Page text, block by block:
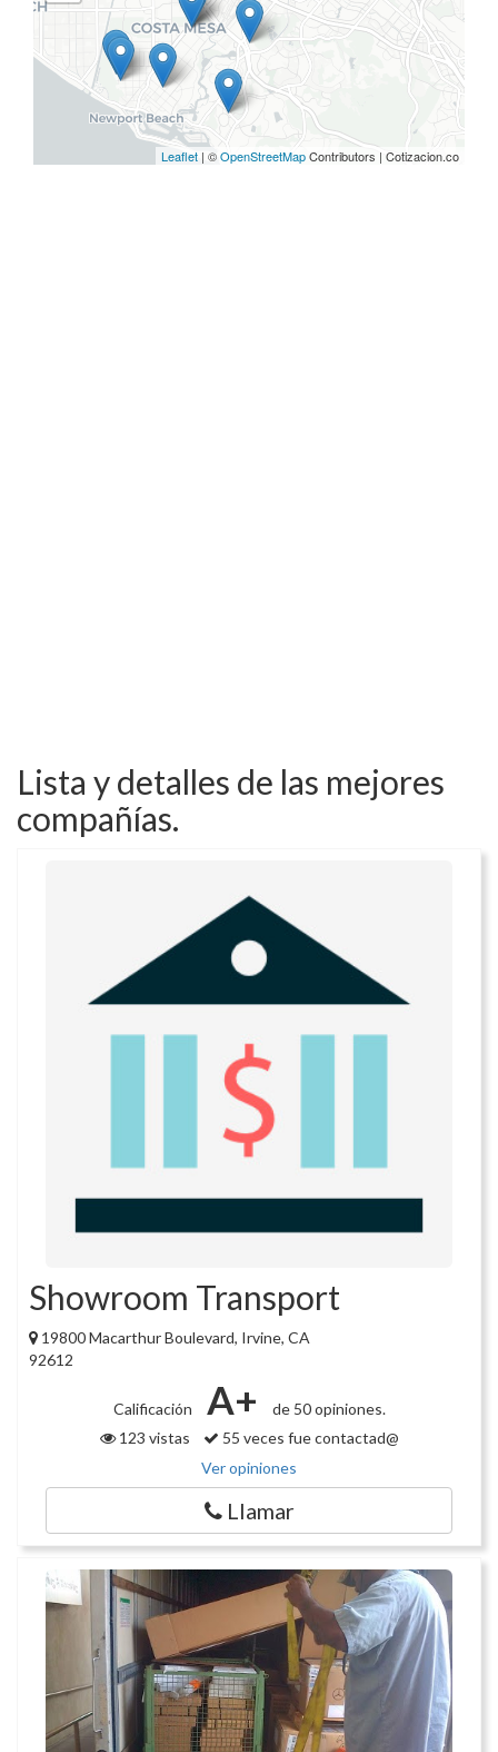
Leaflet | ©OpenStreetMapContributors | Cotizacion.co
Lista y detalles de las mejores
compañías.
Showroom Transport
19800 Macarthur Boulevard, Irvine, CA
92612
Calificación A+
de 50 opiniones.
123 vistas
55 veces fue contactad@
Ver opiniones
Llamar